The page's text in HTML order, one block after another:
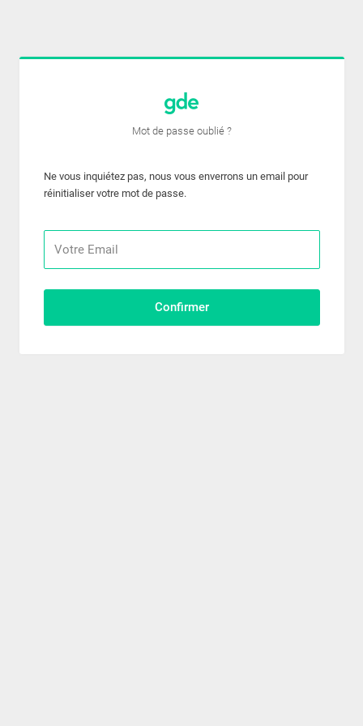
Mot de passe oublié ?
Ne vous inquiétez pas, nous vous enverrons un email pour
réinitialiser votre mot de passe.
Confirmer